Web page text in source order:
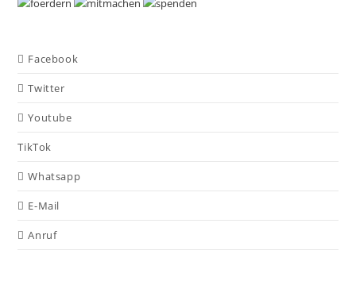
Facebook
Twitter
Youtube
TikTok
Whatsapp
E-Mail
Anruf